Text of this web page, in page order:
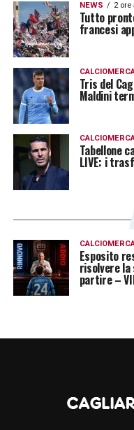
NEWS 2 ore
Tutto
francesi
Tris del
Maldini
Tabellone
LIVE: i
Esposito
risolvere la
partire –